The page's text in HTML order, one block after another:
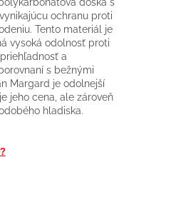
doska s
ochranu proti
Tento materiál je
vysoká odolnosť proti
a
s bežnými
Margard je odolnejší
jeho cena, ale zároveň
hladiska.